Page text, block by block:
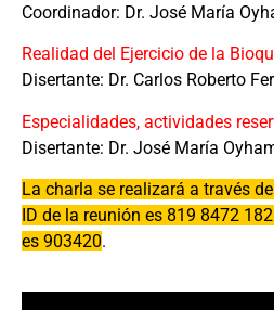
Coordinador: Dr. José María
Realidad del Ejercicio de la
Disertante: Dr. Carlos Roberto
Especialidades, actividades
Disertante: Dr. José María
La charla se realizará a través
ID de la reunión es 819 8472
es 903420.